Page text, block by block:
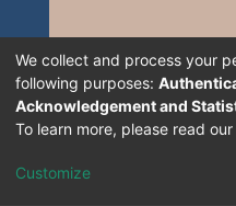
We collect and process your
following purposes:
Acknowledgement and
To learn more, please read our
Customize